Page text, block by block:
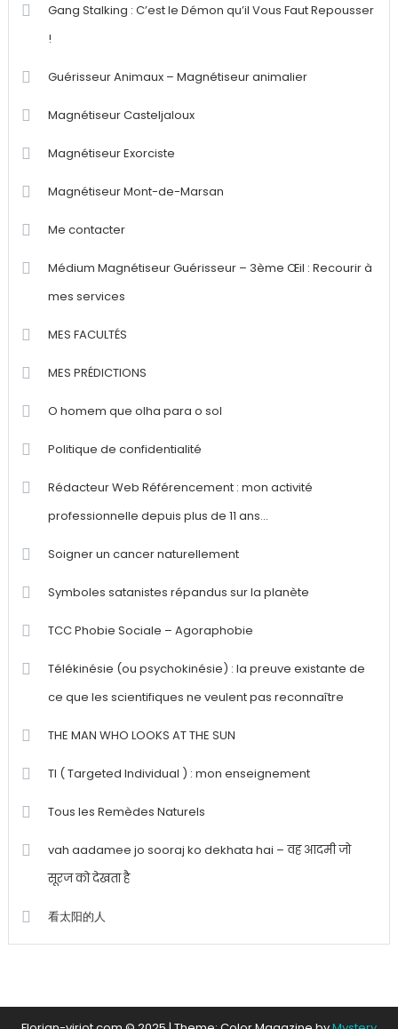
Gang Stalking : C’est le Démon qu’il Vous Faut Repousser
!
Guérisseur Animaux – Magnétiseur animalier
Magnétiseur Casteljaloux
Magnétiseur Exorciste
Magnétiseur Mont-de-Marsan
Me contacter
Médium Magnétiseur Guérisseur – 3ème Œil : Recourir à
mes services
MES FACULTÉS
MES PRÉDICTIONS
O homem que olha para o sol
Politique de confidentialité
Rédacteur Web Référencement : mon activité
professionnelle depuis plus de 11 ans…
Soigner un cancer naturellement
Symboles satanistes répandus sur la planète
TCC Phobie Sociale – Agoraphobie
Télékinésie (ou psychokinésie) : la preuve existante de
ce que les scientifiques ne veulent pas reconnaître
THE MAN WHO LOOKS AT THE SUN
TI ( Targeted Individual ) : mon enseignement
Tous les Remèdes Naturels
vah aadamee jo sooraj ko dekhata hai – वह आदमी जो
सूरज को देखता है
看太阳的人